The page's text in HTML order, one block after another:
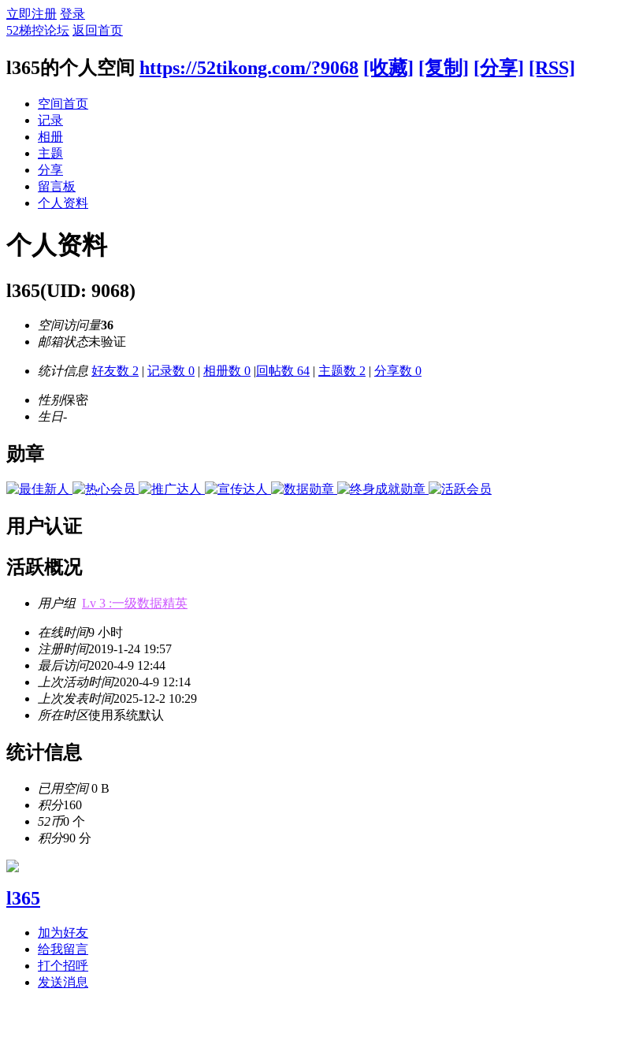
立即注册 登录
52梯控论坛 返回首页
l365的个人空间 https://52tikong.com/?9068 [收藏] [复制] [分享] [RSS]
空间首页
记录
相册
主题
分享
留言板
个人资料
个人资料
l365(UID: 9068)
空间访问量36
邮箱状态未验证
统计信息 好友数 2 | 记录数 0 | 相册数 0 |回帖数 64 | 主题数 2 | 分享数 0
性别保密
生日-
勋章
用户认证
活跃概况
用户组 Lv 3 :一级数据精英
在线时间9 小时
注册时间2019-1-24 19:57
最后访问2020-4-9 12:44
上次活动时间2020-4-9 12:14
上次发表时间2025-12-2 10:29
所在时区使用系统默认
统计信息
已用空间0 B
积分160
52币0 个
积分90 分
l365
加为好友
给我留言
打个招呼
发送消息